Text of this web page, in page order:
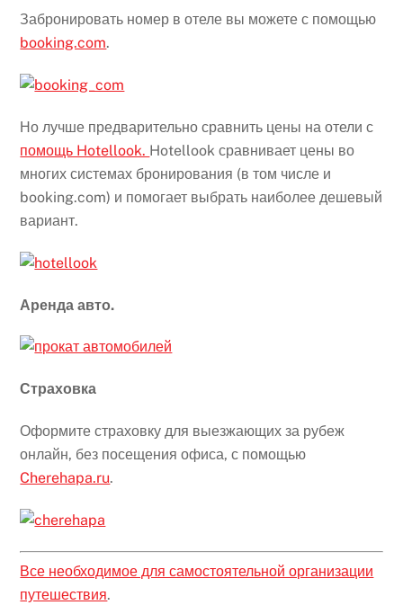
Забронировать номер в отеле вы можете с помощью
booking.com.
Но лучше предварительно сравнить цены на отели с
помощь Hotellook. Hotellook сравнивает цены во
многих системах бронирования (в том числе и
booking.com) и помогает выбрать наиболее дешевый
вариант.
Аренда авто.
Страховка
Оформите страховку для выезжающих за рубеж
онлайн, без посещения офиса, с помощью
Cherehapa.ru.
Все необходимое для самостоятельной организации
путешествия.